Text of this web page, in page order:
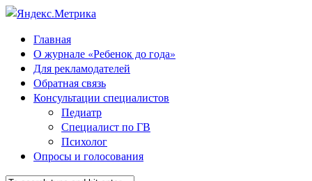
Главная
О журнале «Ребенок до года»
Для рекламодателей
Обратная связь
Консультации специалистов
Педиатр
Специалист по ГВ
Психолог
Опросы и голосования